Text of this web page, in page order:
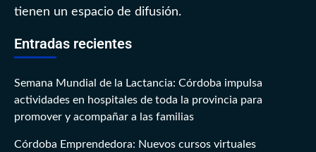
tienen un espacio de difusión.
Entradas recientes
Semana Mundial de la Lactancia: Córdoba impulsa
actividades en hospitales de toda la provincia para
promover y acompañar a las familias
Córdoba Emprendedora: Nuevos cursos virtuales